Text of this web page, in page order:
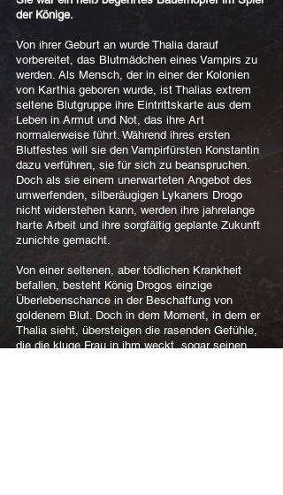
der Könige.
Von ihrer Geburt an wurde Thalia darauf
vorbereitet, das Blutmädchen eines Vampirs zu
werden. Als Mensch, der in einer der Kolonien
von Karthia geboren wurde, ist Thalias extrem
seltene Blutgruppe ihre Eintrittskarte aus dem
Leben in Armut und Not, das ihre Art
normalerweise führt. Während ihres ersten
Blutfestes will sie den Vampirfürsten Konstantin
dazu verführen, sie für sich zu beanspruchen.
Doch als sie einem unerwarteten Angebot des
umwerfenden, silberäugigen Lykaners Drogo
nicht widerstehen kann, werden ihre jahrelange
harte Arbeit und ihre sorgfältig geplante Zukunft
zunichte gemacht.
Von einer seltenen, aber tödlichen Krankheit
befallen, besteht König Drogos einzige
Überlebenschance in der Beschaffung von
goldenem Blut. Doch in dem Moment, in dem er
Thalia sieht, übersteigen die rasenden Gefühle,
die die kluge Frau in ihm weckt, sogar seinen